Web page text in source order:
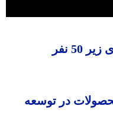
نفر
در توسعه